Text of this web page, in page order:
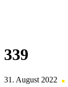
339
31. August 2022